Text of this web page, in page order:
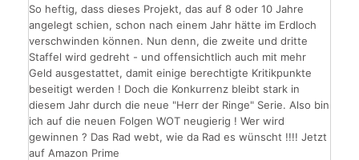
So heftig, dass dieses Projekt, das auf 8 oder 10 Jahre
angelegt schien, schon nach einem Jahr hätte im Erdloch
verschwinden können. Nun denn, die zweite und dritte
Staffel wird gedreht - und offensichtlich auch mit mehr
Geld ausgestattet, damit einige berechtigte Kritikpunkte
beseitigt werden ! Doch die Konkurrenz bleibt stark in
diesem Jahr durch die neue "Herr der Ringe" Serie. Also bin
ich auf die neuen Folgen WOT neugierig ! Wer wird
gewinnen ? Das Rad webt, wie da Rad es wünscht !!!! Jetzt
auf Amazon Prime